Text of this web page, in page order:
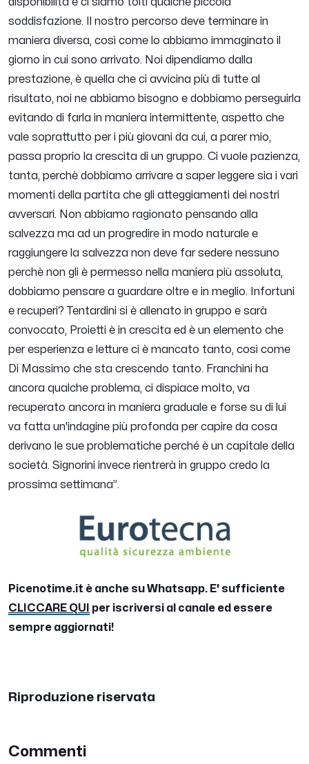
soddisfazione. Il nostro percorso deve terminare in
maniera diversa, così come lo abbiamo immaginato il
giorno in cui sono arrivato. Noi dipendiamo dalla
prestazione, è quella che ci avvicina più di tutte al
risultato, noi ne abbiamo bisogno e dobbiamo perseguirla
evitando di farla in maniera intermittente, aspetto che
vale soprattutto per i più giovani da cui, a parer mio,
passa proprio la crescita di un gruppo. Ci vuole pazienza,
tanta, perchè dobbiamo arrivare a saper leggere sia i vari
momenti della partita che gli atteggiamenti dei nostri
avversari. Non abbiamo ragionato pensando alla
salvezza ma ad un progredire in modo naturale e
raggiungere la salvezza non deve far sedere nessuno
perchè non gli è permesso nella maniera più assoluta,
dobbiamo pensare a guardare oltre e in meglio. Infortuni
e recuperi? Tentardini si è allenato in gruppo e sarà
convocato, Proietti è in crescita ed è un elemento che
per esperienza e letture ci è mancato tanto, così come
Di Massimo che sta crescendo tanto. Franchini ha
ancora qualche problema, ci dispiace molto, va
recuperato ancora in maniera graduale e forse su di lui
va fatta un'indagine più profonda per capire da cosa
derivano le sue problematiche perché è un capitale della
società. Signorini invece rientrerà in gruppo credo la
prossima settimana”.
Picenotime.it è anche su Whatsapp. E' sufficiente
CLICCARE QUI
per iscriversi al canale ed essere
sempre aggiornati!
Riproduzione riservata
Commenti